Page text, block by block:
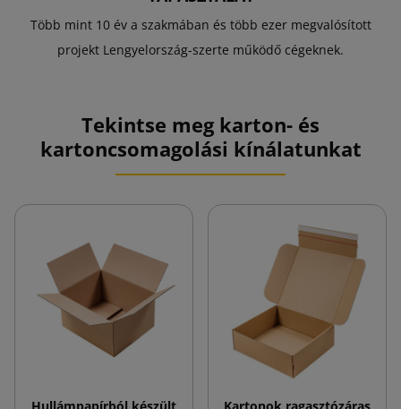
Több mint 10 év a szakmában és több ezer megvalósított
projekt Lengyelország-szerte működő cégeknek.
Tekintse meg karton- és
kartoncsomagolási kínálatunkat